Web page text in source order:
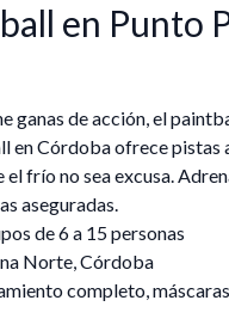
en Punto
ganas de acción, el
en Córdoba ofrece pistas
el frío no sea excusa.
aseguradas.
de 6 a 15 personas
Norte, Córdoba
completo,